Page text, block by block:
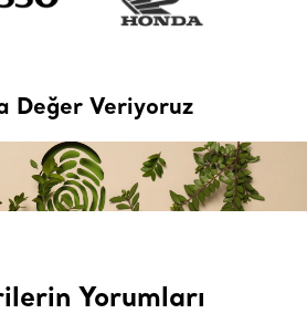
Değer Veriyoruz
Yorumları